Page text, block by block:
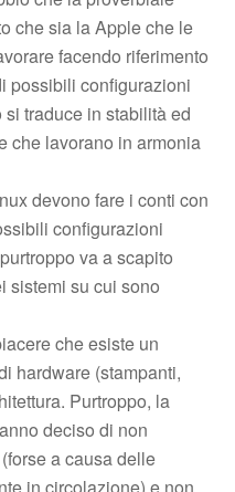
che sia la Apple che le
facendo riferimento
possibili configurazioni
traduce in stabilità ed
che lavorano in armonia
devono fare i conti con
configurazioni
va a scapito
sistemi su cui sono
che esiste un
hardware (stampanti,
Purtroppo, la
deciso di non
a causa delle